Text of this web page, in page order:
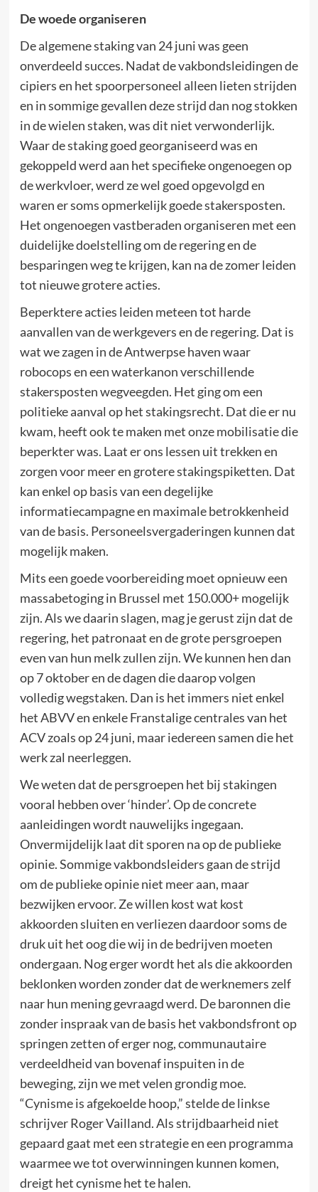
De woede organiseren
De algemene staking van 24 juni was geen
onverdeeld succes. Nadat de vakbondsleidingen de
cipiers en het spoorpersoneel alleen lieten strijden
en in sommige gevallen deze strijd dan nog stokken
in de wielen staken, was dit niet verwonderlijk.
Waar de staking goed georganiseerd was en
gekoppeld werd aan het specifieke ongenoegen op
de werkvloer, werd ze wel goed opgevolgd en
waren er soms opmerkelijk goede stakersposten.
Het ongenoegen vastberaden organiseren met een
duidelijke doelstelling om de regering en de
besparingen weg te krijgen, kan na de zomer leiden
tot nieuwe grotere acties.
Beperktere acties leiden meteen tot harde
aanvallen van de werkgevers en de regering. Dat is
wat we zagen in de Antwerpse haven waar
robocops en een waterkanon verschillende
stakersposten wegveegden. Het ging om een
politieke aanval op het stakingsrecht. Dat die er nu
kwam, heeft ook te maken met onze mobilisatie die
beperkter was. Laat er ons lessen uit trekken en
zorgen voor meer en grotere stakingspiketten. Dat
kan enkel op basis van een degelijke
informatiecampagne en maximale betrokkenheid
van de basis. Personeelsvergaderingen kunnen dat
mogelijk maken.
Mits een goede voorbereiding moet opnieuw een
massabetoging in Brussel met 150.000+ mogelijk
zijn. Als we daarin slagen, mag je gerust zijn dat de
regering, het patronaat en de grote persgroepen
even van hun melk zullen zijn. We kunnen hen dan
op 7 oktober en de dagen die daarop volgen
volledig wegstaken. Dan is het immers niet enkel
het ABVV en enkele Franstalige centrales van het
ACV zoals op 24 juni, maar iedereen samen die het
werk zal neerleggen.
We weten dat de persgroepen het bij stakingen
vooral hebben over ‘hinder’. Op de concrete
aanleidingen wordt nauwelijks ingegaan.
Onvermijdelijk laat dit sporen na op de publieke
opinie. Sommige vakbondsleiders gaan de strijd
om de publieke opinie niet meer aan, maar
bezwijken ervoor. Ze willen kost wat kost
akkoorden sluiten en verliezen daardoor soms de
druk uit het oog die wij in de bedrijven moeten
ondergaan. Nog erger wordt het als die akkoorden
beklonken worden zonder dat de werknemers zelf
naar hun mening gevraagd werd. De baronnen die
zonder inspraak van de basis het vakbondsfront op
springen zetten of erger nog, communautaire
verdeeldheid van bovenaf inspuiten in de
beweging, zijn we met velen grondig moe.
“Cynisme is afgekoelde hoop,” stelde de linkse
schrijver Roger Vailland. Als strijdbaarheid niet
gepaard gaat met een strategie en een programma
waarmee we tot overwinningen kunnen komen,
dreigt het cynisme het te halen.